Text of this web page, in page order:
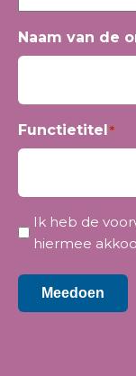
Naam van de
Functietitel*
Privacy*
Ik heb de
hiermee
Meedoen